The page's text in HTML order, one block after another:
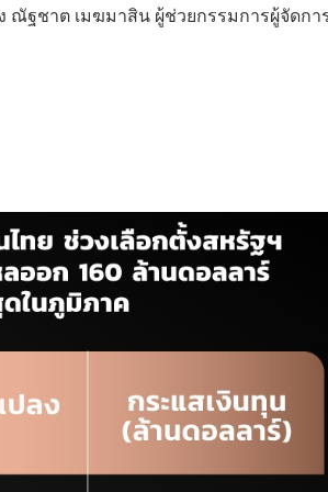
ณัฐชาต เมฆมาสิน ผู้ช่วยกรรมการผู้จัดกา